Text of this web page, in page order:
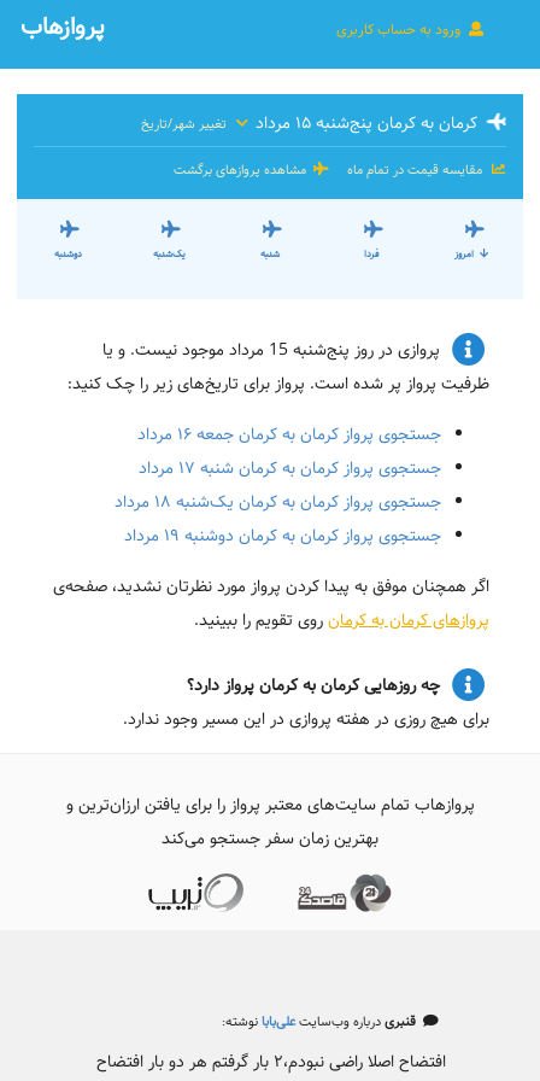
ورود به حساب کاربری پروازهاب
کرمان به کرمان پنج‌شنبه ۱۵ مرداد تغییر شهر/تاریخ
مقایسه قیمت در تمام ماه مشاهده پروازهای برگشت
امروز فردا شنبه یک‌شنبه دوشنبه
پروازی در روز پنج‌شنبه 15 مرداد موجود نیست. و یا
ظرفیت پرواز پر شده است. پرواز برای تاریخ‌های زیر را چک کنید:
جستجوی پرواز کرمان به کرمان جمعه ۱۶ مرداد
جستجوی پرواز کرمان به کرمان شنبه ۱۷ مرداد
جستجوی پرواز کرمان به کرمان یک‌شنبه ۱۸ مرداد
جستجوی پرواز کرمان به کرمان دوشنبه ۱۹ مرداد
اگر همچنان موفق به پیدا کردن پرواز مورد نظرتان نشدید، صفحه‌ی
پروازهای کرمان به کرمانروی تقویم را ببینید.
چه روزهایی کرمان به کرمان پرواز دارد؟
برای هیچ روزی در هفته پروازی در این مسیر وجود ندارد.
پروازهاب تمام سایت‌های معتبر پرواز را برای یافتن ارزان‌ترین و
بهترین زمان سفر جستجو می‌کند
قنبریدرباره وب‌سایتعلی‌بابانوشته:
افتضاح اصلا راضی نبودم،۲ بار گرفتم هر دو بار افتضاح